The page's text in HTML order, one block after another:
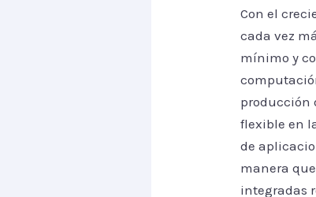
Con el
cada vez
mínimo y
producción
flexible en
de
manera
integradas